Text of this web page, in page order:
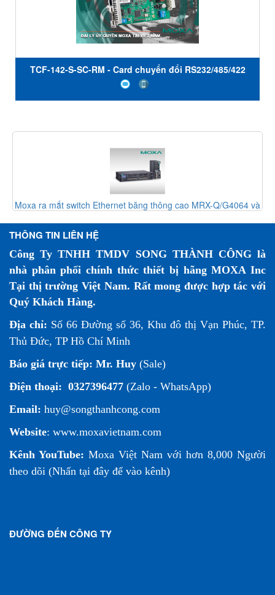
TCF-142-S-SC-RM - Card chuyển đổi RS232/485/422
sang quang - Đa chế độ - Đầu nối SC - Moxa Việt Nam
băng thông cao MRX-Q/G4064 và
Đào tạo kỹ thuật Moxa
THÔNG TIN LIÊN HỆ
Công Ty TNHH TMDV SONG THÀNH CÔNG là
nhà phân phối chính thức thiết bị hãng MOXA Inc
Tại thị trường Việt Nam. Rất mong được hợp tác với
Quý Khách Hàng.
Địa chỉ: Số 66 Đường số 36, Khu đô thị Vạn Phúc, TP.
Thủ Đức, TP Hồ Chí Minh
Báo giá trực tiếp: Mr. Huy (Sale)
Điện thoại: 0327396477 (Zalo - WhatsApp)
Email: huy@songthanhcong.com
Website: www.moxavietnam.com
Kênh YouTube: Moxa Việt Nam với hơn 8,000 Người
theo dõi (Nhấn tại đây để vào kênh)
ĐƯỜNG ĐẾN CÔNG TY